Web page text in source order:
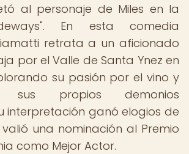
al personaje de Miles en la
En esta comedia
retrata a un aficionado
por el Valle de Santa Ynez en
su pasión por el vino y
sus propios demonios
interpretación ganó elogios de
una nominación al Premio
como Mejor Actor.